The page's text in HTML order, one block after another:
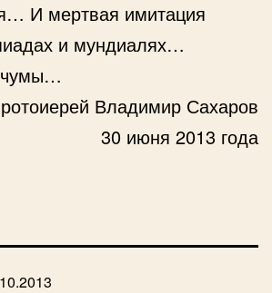
И мертвая имитация
и мундиалях…
Владимир Сахаров
30 июня 2013 года